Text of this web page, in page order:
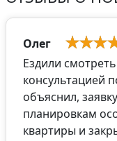
Олег
Ездили
консультацией
объяснил,
планировкам
квартиры и